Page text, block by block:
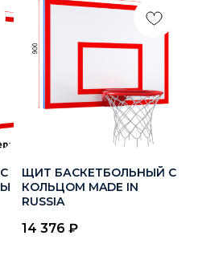
ЩИТ БАСКЕТБОЛЬНЫЙ С
КОЛЬЦОМ MADE IN
RUSSIA
14 376 ₽